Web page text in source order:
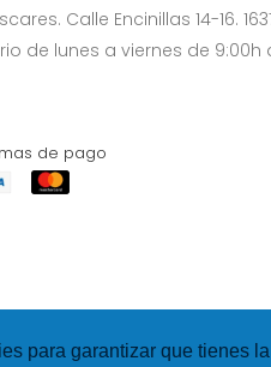
para garantizar que tienes
Calle Encinillas 14-16.
de lunes a viernes de 9:00h
de pago